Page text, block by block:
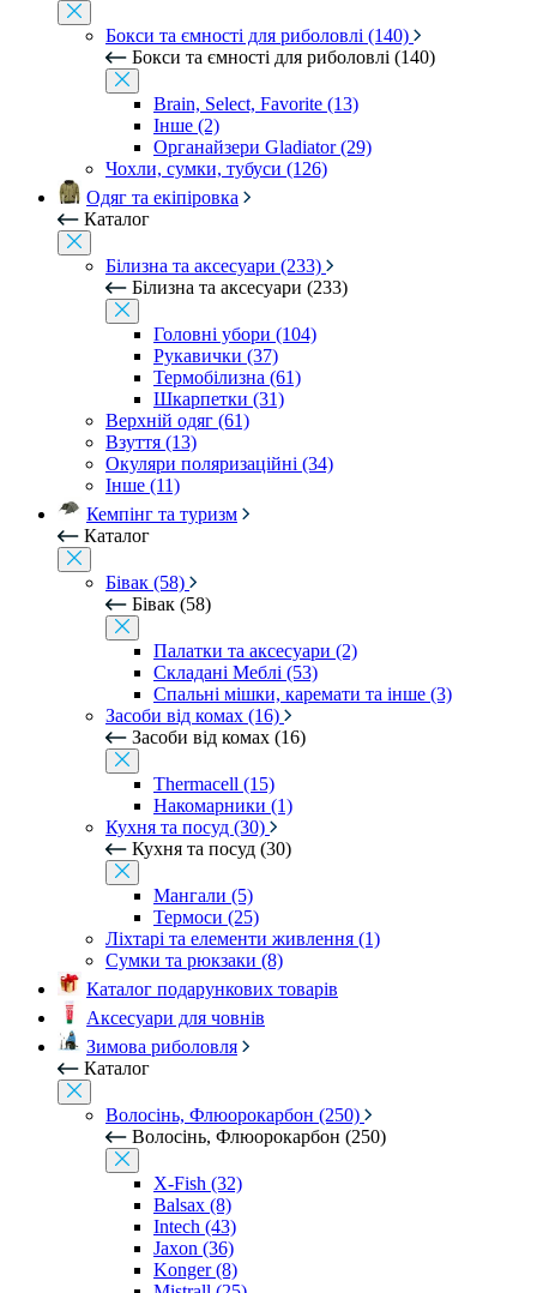
Бокси та ємності для риболовлі (140)
Бокси та ємності для риболовлі (140)
Brain, Select, Favorite (13)
Інше (2)
Органайзери Gladiator (29)
Чохли, сумки, тубуси (126)
Одяг та екіпіровка
Каталог
Білизна та аксесуари (233)
Білизна та аксесуари (233)
Головні убори (104)
Рукавички (37)
Термобілизна (61)
Шкарпетки (31)
Верхній одяг (61)
Взуття (13)
Окуляри поляризаційні (34)
Інше (11)
Кемпінг та туризм
Каталог
Бівак (58)
Бівак (58)
Палатки та аксесуари (2)
Складані Меблі (53)
Спальні мішки, каремати та інше (3)
Засоби від комах (16)
Засоби від комах (16)
Thermacell (15)
Накомарники (1)
Кухня та посуд (30)
Кухня та посуд (30)
Мангали (5)
Термоси (25)
Ліхтарі та елементи живлення (1)
Сумки та рюкзаки (8)
Каталог подарункових товарів
Аксесуари для човнів
Зимова риболовля
Каталог
Волосінь, Флюорокарбон (250)
Волосінь, Флюорокарбон (250)
X-Fish (32)
Balsax (8)
Intech (43)
Jaxon (36)
Konger (8)